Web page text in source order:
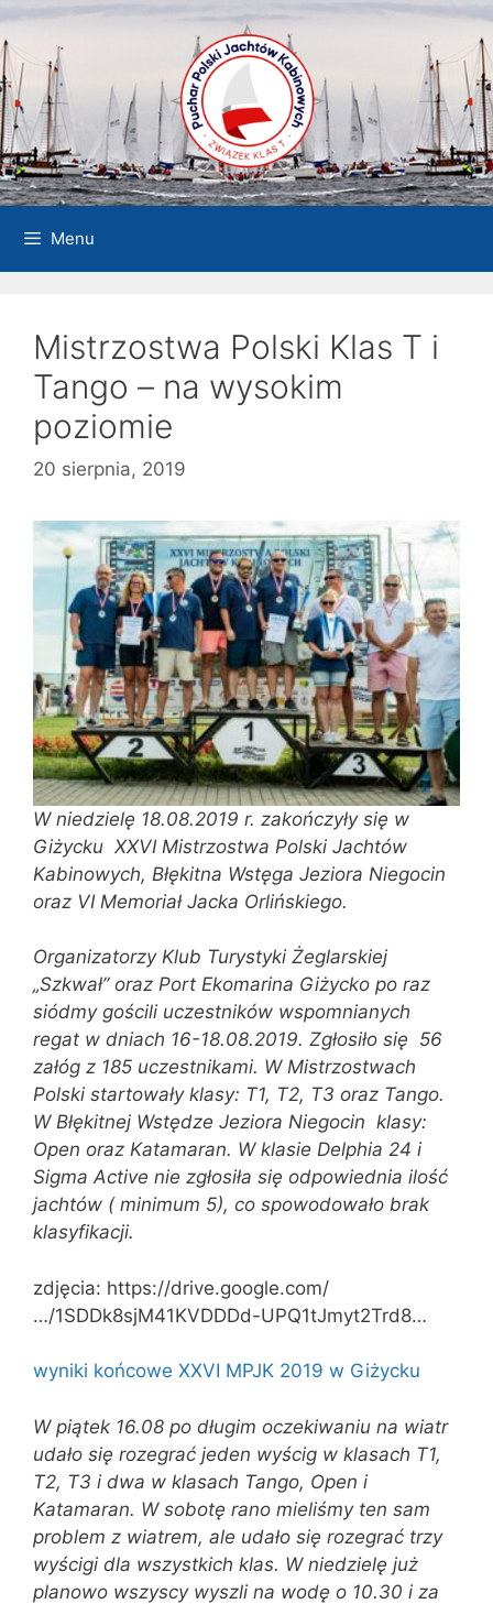
Przejdź
do
treści
Menu
Mistrzostwa Polski Klas T i
Tango – na wysokim
poziomie
20 sierpnia, 2019
W niedzielę 18.08.2019 r. zakończyły się w
Giżycku XXVI Mistrzostwa Polski Jachtów
Kabinowych, Błękitna Wstęga Jeziora Niegocin
oraz VI Memoriał Jacka Orlińskiego.
Organizatorzy Klub Turystyki Żeglarskiej
„Szkwał” oraz Port Ekomarina Giżycko po raz
siódmy gościli uczestników wspomnianych
regat w dniach 16-18.08.2019. Zgłosiło się 56
załóg z 185 uczestnikami. W Mistrzostwach
Polski startowały klasy: T1, T2, T3 oraz Tango.
W Błękitnej Wstędze Jeziora Niegocin klasy:
Open oraz Katamaran. W klasie Delphia 24 i
Sigma Active nie zgłosiła się odpowiednia ilość
jachtów ( minimum 5), co spowodowało brak
klasyfikacji.
zdjęcia: https://drive.google.com/
…/1SDDk8sjM41KVDDDd-UPQ1tJmyt2Trd8…
wyniki końcowe XXVI MPJK 2019 w Giżycku
W piątek 16.08 po długim oczekiwaniu na wiatr
udało się rozegrać jeden wyścig w klasach T1,
T2, T3 i dwa w klasach Tango, Open i
Katamaran. W sobotę rano mieliśmy ten sam
problem z wiatrem, ale udało się rozegrać trzy
wyścigi dla wszystkich klas. W niedzielę już
planowo wszyscy wyszli na wodę o 10.30 i za